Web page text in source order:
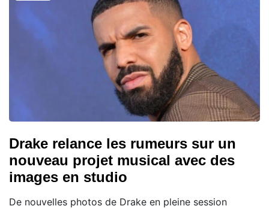
Drake relance les rumeurs sur un
nouveau projet musical avec des
images en studio
De nouvelles photos de Drake en pleine session